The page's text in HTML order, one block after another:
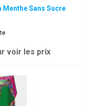
Menthe Sans Sucre
voir les prix